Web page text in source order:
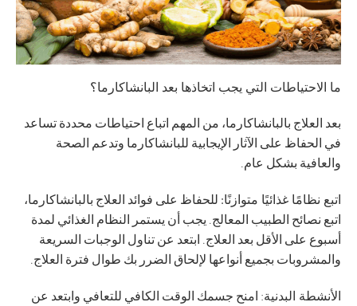
ما الاحتياطات التي يجب اتخاذها بعد البانشاكارما؟
بعد العلاج بالبانشاكارما، من المهم اتباع احتياطات محددة تساعد
في الحفاظ على الآثار الإيجابية للبانشاكارما وتدعم الصحة
والعافية بشكل عام.
اتبع نظامًا غذائيًا متوازنًا: للحفاظ على فوائد العلاج بالبانشاكارما،
اتبع نصائح الطبيب المعالج. يجب أن يستمر النظام الغذائي لمدة
أسبوع على الأقل بعد العلاج. ابتعد عن تناول الوجبات السريعة
والمشروبات بجميع أنواعها لإلحاق الضرر بك طوال فترة العلاج.
الأنشطة البدنية: امنح جسمك الوقت الكافي للتعافي وابتعد عن